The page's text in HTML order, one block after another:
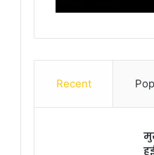
Recent